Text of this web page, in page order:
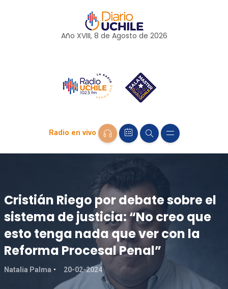
Año XVIII, 8 de Agosto de 2026
Radio en vivo
Cristián Riego por debate sobre el
sistema de justicia: “No creo que
esto tenga nada que ver con la
Reforma Procesal Penal”
Natalia Palma 20-02-2024